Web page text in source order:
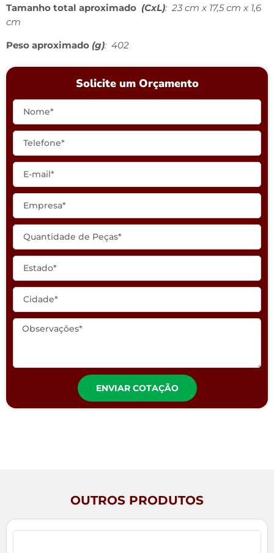
Tamanho total aproximado (CxL): 23 cm x 17,5 cm x 1,6
cm
Peso aproximado (g): 402
Solicite um Orçamento
ENVIAR COTAÇÃO
OUTROS PRODUTOS